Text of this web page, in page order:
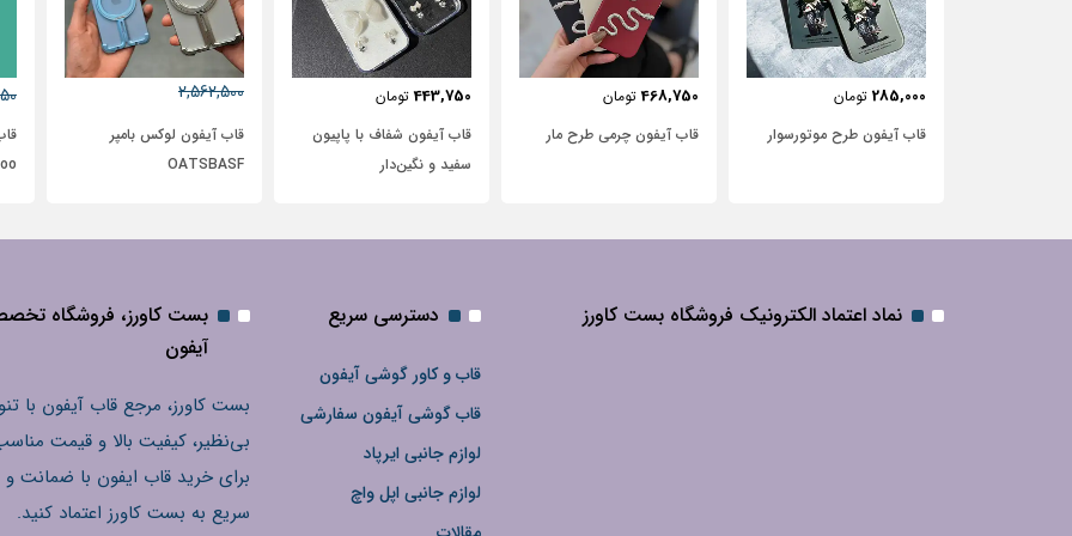
آیفون طرح موتور‌سوار
468,750
قاب آیفون چرمی طرح مار
443,750
قاب آیفون شفاف با پاپیون
2,562,500
2,950,000
قاب آیفون لوکس بامپر
OATSBASF
تومان
قاب گوشی آیفون 12 چوبی
Bomboo طرح نیم رخ
نماد اعتماد الکترونیک فروشگاه بست کاورز دسترسی سریع
قاب و کاور گوشی آیفون
قاب گوشی آیفون سفارشی
لوازم جانبی ایرپاد
لوازم جانبی اپل واچ
بست کاورز، فروشگاه
آیفون
بست کاورز، مرجع قاب آیفون با
بی‌نظیر، کیفیت بالا و قیمت
برای خرید قاب ایفون با ضمانت و
سریع به بست کاورز اعتماد کنید.